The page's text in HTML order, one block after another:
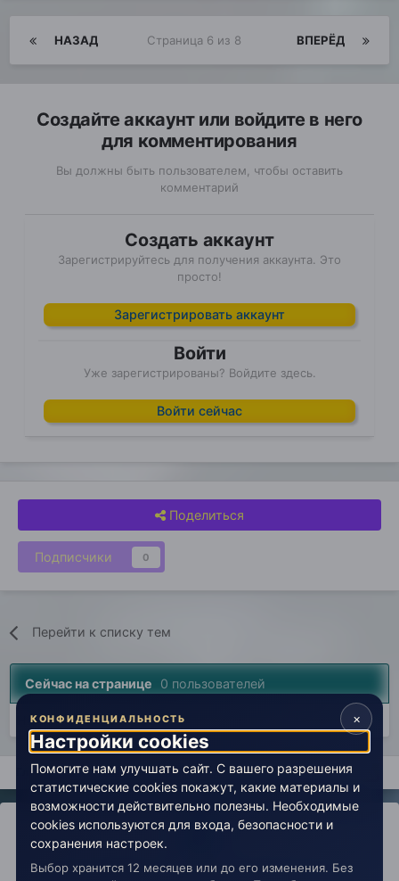
НАЗАД ВПЕРЁД
Страница 6 из 8
Создайте аккаунт или войдите в него
для комментирования
Вы должны быть пользователем, чтобы оставить
комментарий
Создать аккаунт
Зарегистрируйтесь для получения аккаунта. Это
просто!
Зарегистрировать аккаунт
Войти
Уже зарегистрированы? Войдите здесь.
Войти сейчас
Поделиться
Подписчики 0
Перейти к списку тем
Сейчас на странице 0 пользователей
Нет пользователей, просматривающих эту страницу.
Главная Врата в эзотерику Раздел для новичков
IPS ThemebyIPSFocus
Политика конфиденциальности
×
КОНФИДЕНЦИАЛЬНОСТЬ
Настройки cookies
Помогите нам улучшать сайт. С вашего разрешения
статистические cookies покажут, какие материалы и
возможности действительно полезны. Необходимые
cookies используются для входа, безопасности и
сохранения настроек.
Выбор хранится 12 месяцев или до его изменения. Без